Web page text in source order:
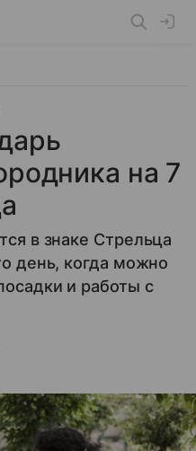
на 7
в знаке Стрельца
день, когда можно
и работы с